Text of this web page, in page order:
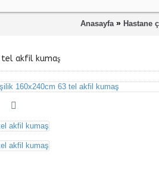
Anasayfa » Hastane
tel akfil kumaş